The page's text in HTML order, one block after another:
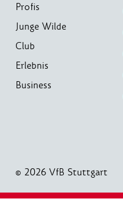
Profis
Junge Wilde
Club
Erlebnis
Business
© 2026 VfB Stuttgart